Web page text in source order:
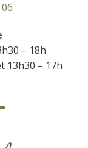
– 18h
13h30 – 17h